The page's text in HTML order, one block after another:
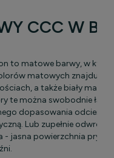
CCC W
to matowe barwy, w
matowych znajdują
a także biały
te można swobodnie
dopasowania odcieniu,
Lub zupełnie
- jasna powierzchnia